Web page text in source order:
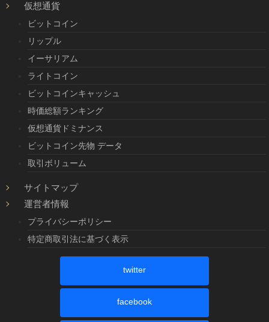
仮想通貨
ビットコイン
リップル
イーサリアム
ライトコイン
ビットコインキャッシュ
時価総額ランキング
仮想通貨ドミナンス
ビットコイン先物 データ
取引ボリューム
サイトマップ
運営者情報
プライバシーポリシー
特定商取引法に基づく表示
twitter
facebook